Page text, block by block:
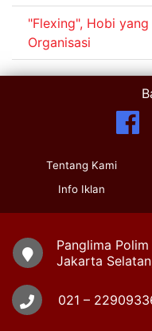
"Flexing", Hobi
Organisasi
Tentang Kami
Info Iklan
Panglima
Jakarta
021 –